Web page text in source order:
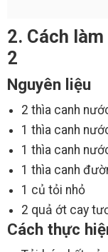
2. Cách
2
Nguyên liệu
2 thìa canh
1 thìa canh
1 thìa canh
1 thìa canh
1 củ tỏi nhỏ
2 quả ớt cay
Cách thực